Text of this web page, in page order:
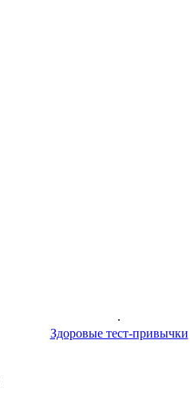
.
Здоровые тест-привычки